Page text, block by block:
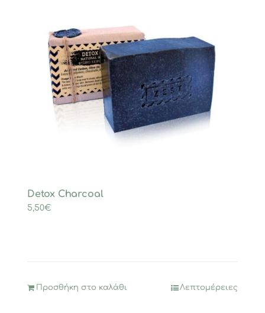
Detox Charcoal
5,50€
Προσθήκη στο καλάθι Λεπτομέρειες